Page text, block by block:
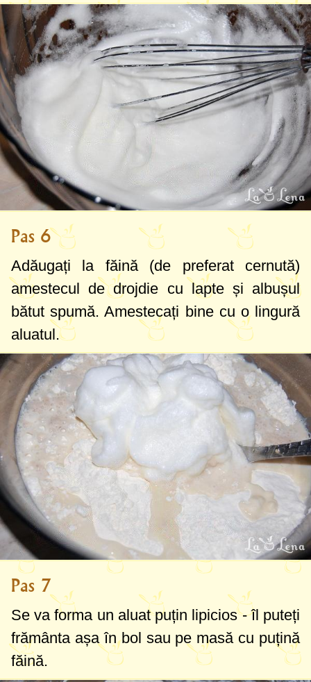
Pas 6
Adăugați la făină (de preferat cernută)
amestecul de drojdie cu lapte și albușul
bătut spumă. Amestecați bine cu o lingură
aluatul.
Pas 7
Se va forma un aluat puțin lipicios - îl puteți
frământa așa în bol sau pe masă cu puțină
făină.